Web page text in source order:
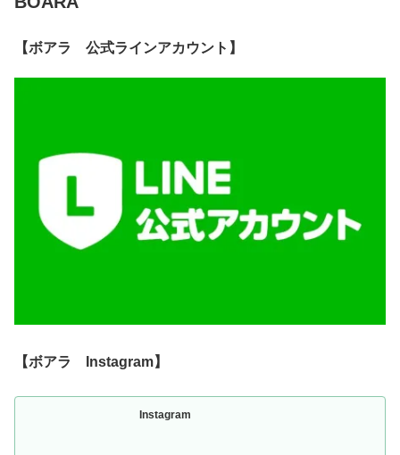
【ボアラ 公式ラインアカウント】
【ボアラ Instagram】
Instagram